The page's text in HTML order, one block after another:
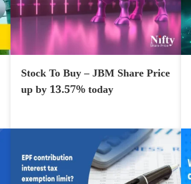
Stock To Buy – JBM Share Price
up by 13.57% today